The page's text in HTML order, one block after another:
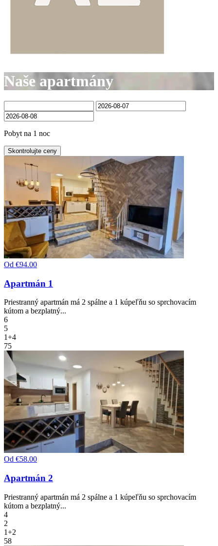
Naše apartmány
Pobyt na 1 noc
Skontrolujte ceny
Od €94.00
Apartmán 1
Priestranný apartmán má 2 spálne a 1 kúpeľňu so sprchovacím
kútom a bezplatný...
6
5
1+4
75
Od €58.00
Apartmán 2
Priestranný apartmán má 2 spálne a 1 kúpeľňu so sprchovacím
kútom a bezplatný...
4
2
1+2
58